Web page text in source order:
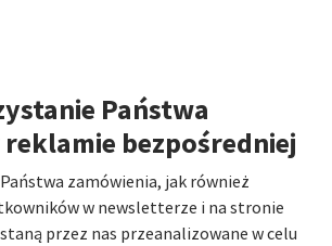
Państwa
bezpośredniej
zamówienia, jak również
w newsletterze i na stronie
przez nas przeanalizowane w celu